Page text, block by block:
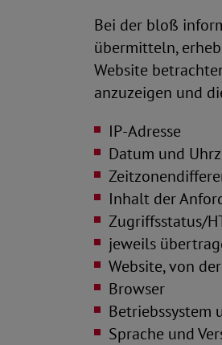
Bei der bloß
übermitteln,
Website
anzuzeigen und
IP-Adresse
Datum und
Inhalt der
Zugriffsstatus/
jeweils
Website, von
Browser
Betriebssystem
Sprache und